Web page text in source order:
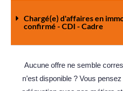
Chargé(e) d'affaires en
confirmé - CDI - Cadre
Aucune offre ne semble
n’est disponible ? Vous